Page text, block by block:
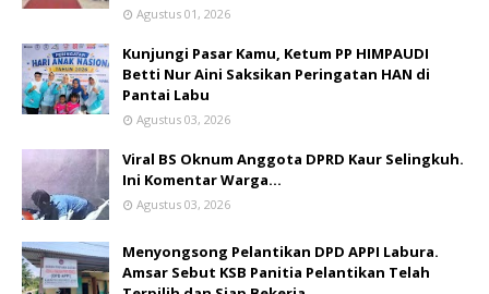
Agustus 01, 2026
Kunjungi Pasar Kamu, Ketum PP HIMPAUDI
Betti Nur Aini Saksikan Peringatan HAN di
Pantai Labu
Agustus 03, 2026
Viral BS Oknum Anggota DPRD Kaur Selingkuh.
Ini Komentar Warga…
Agustus 03, 2026
Menyongsong Pelantikan DPD APPI Labura.
Amsar Sebut KSB Panitia Pelantikan Telah